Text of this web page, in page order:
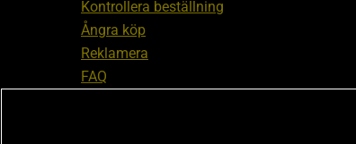
Kontrollera beställning
Ångra köp
Reklamera
FAQ